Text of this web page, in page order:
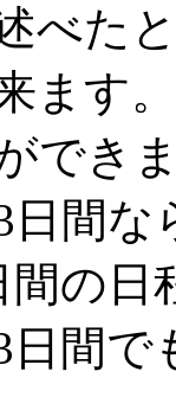
べた
ます
でき
日間な
間の日
日間